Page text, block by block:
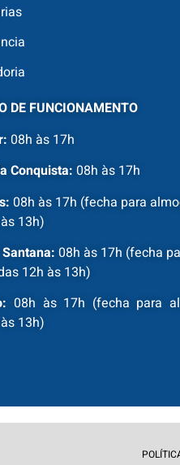
DE FUNCIONAMENTO
08h às 17h
Conquista: 08h às 17h
08h às 17h (fecha para
13h)
08h às 17h (fecha
12h às 13h)
08h às 17h (fecha para
13h)